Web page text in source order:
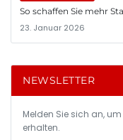
So schaffen Sie mehr
23. Januar 2026
NEWSLETTER
Melden Sie sich an,
erhalten.